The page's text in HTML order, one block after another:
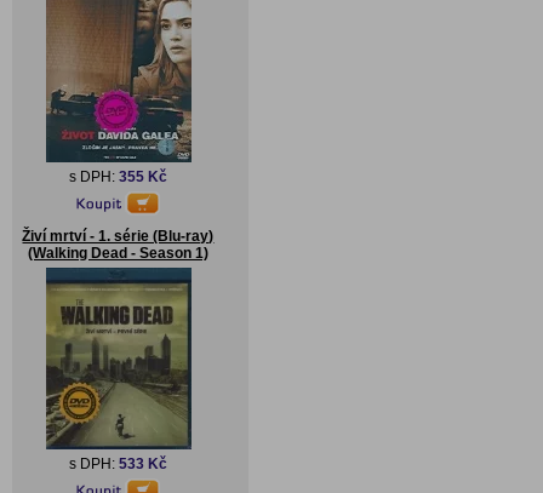
s DPH: 355 Kč
Živí mrtví - 1. série (Blu-ray)
(Walking Dead - Season 1)
s DPH: 533 Kč